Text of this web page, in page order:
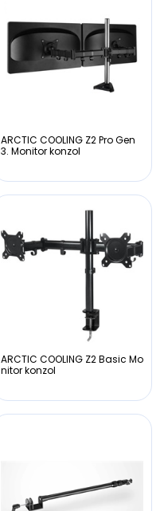
ARCTIC COOLING Z2 Pro Gen
3. Monitor konzol
ARCTIC COOLING Z2 Basic Mo
nitor konzol